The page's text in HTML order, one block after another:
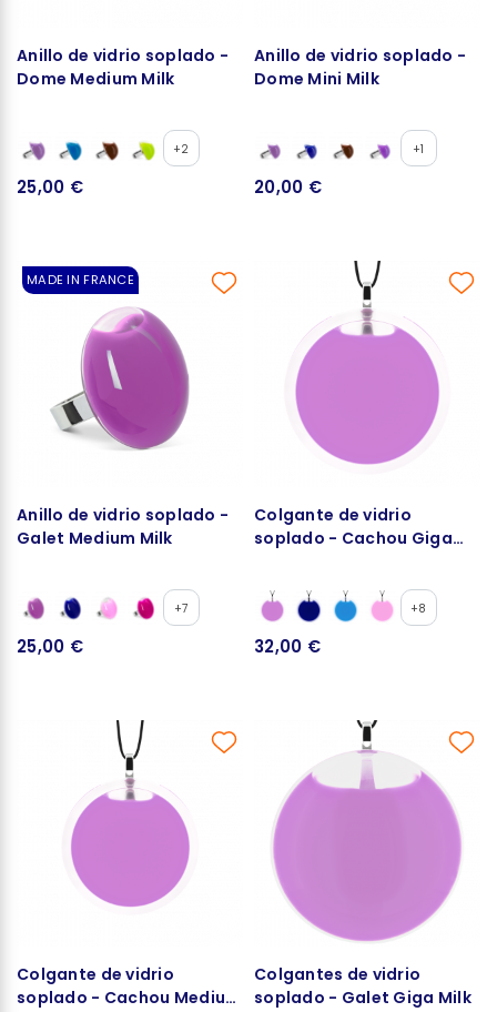
Anillo de vidrio soplado -
Dome Medium Milk
+2
25,00 €
Anillo de vidrio soplado -
Dome Mini Milk
+1
20,00 €
MADE IN FRANCE
Anillo de vidrio soplado -
Galet Medium Milk
+7
25,00 €
Colgante de vidrio
soplado - Cachou Giga
+8
32,00 €
Colgante de vidrio
soplado - Cachou Medium
Colgantes de vidrio
soplado - Galet Giga Milk